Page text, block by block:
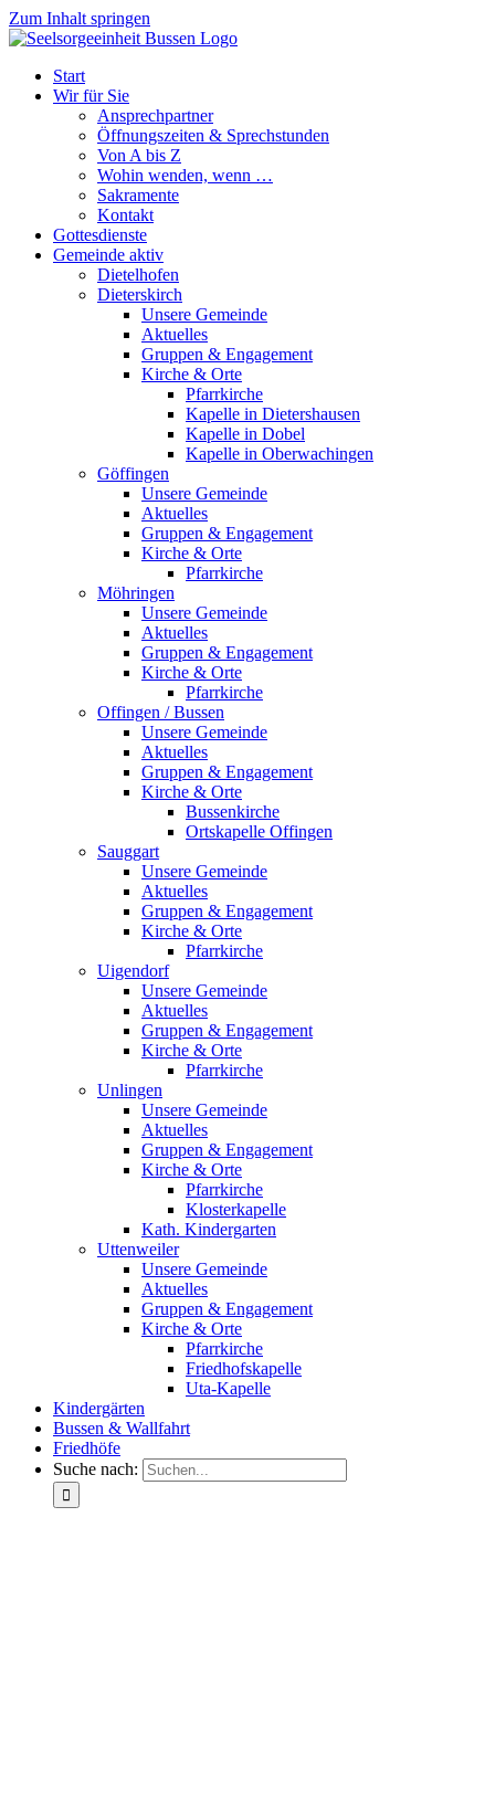
Zum Inhalt springen
Start
Wir für Sie
Ansprechpartner
Öffnungszeiten & Sprechstunden
Von A bis Z
Wohin wenden, wenn …
Sakramente
Kontakt
Gottesdienste
Gemeinde aktiv
Dietelhofen
Dieterskirch
Unsere Gemeinde
Aktuelles
Gruppen & Engagement
Kirche & Orte
Pfarrkirche
Kapelle in Dietershausen
Kapelle in Dobel
Kapelle in Oberwachingen
Göffingen
Unsere Gemeinde
Aktuelles
Gruppen & Engagement
Kirche & Orte
Pfarrkirche
Möhringen
Unsere Gemeinde
Aktuelles
Gruppen & Engagement
Kirche & Orte
Pfarrkirche
Offingen / Bussen
Unsere Gemeinde
Aktuelles
Gruppen & Engagement
Kirche & Orte
Bussenkirche
Ortskapelle Offingen
Sauggart
Unsere Gemeinde
Aktuelles
Gruppen & Engagement
Kirche & Orte
Pfarrkirche
Uigendorf
Unsere Gemeinde
Aktuelles
Gruppen & Engagement
Kirche & Orte
Pfarrkirche
Unlingen
Unsere Gemeinde
Aktuelles
Gruppen & Engagement
Kirche & Orte
Pfarrkirche
Klosterkapelle
Kath. Kindergarten
Uttenweiler
Unsere Gemeinde
Aktuelles
Gruppen & Engagement
Kirche & Orte
Pfarrkirche
Friedhofskapelle
Uta-Kapelle
Kindergärten
Bussen & Wallfahrt
Friedhöfe
Suche nach: